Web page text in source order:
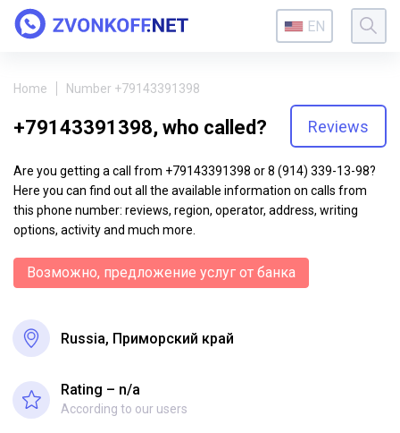
EN
Home Number +79143391398
+79143391398, who called? Reviews
Are you getting a call from +79143391398 or 8 (914) 339-13-98?
Here you can find out all the available information on calls from
this phone number: reviews, region, operator, address, writing
options, activity and much more.
Возможно, предложение услуг от банка
Russia, Приморский край
Rating – n/a
According to our users